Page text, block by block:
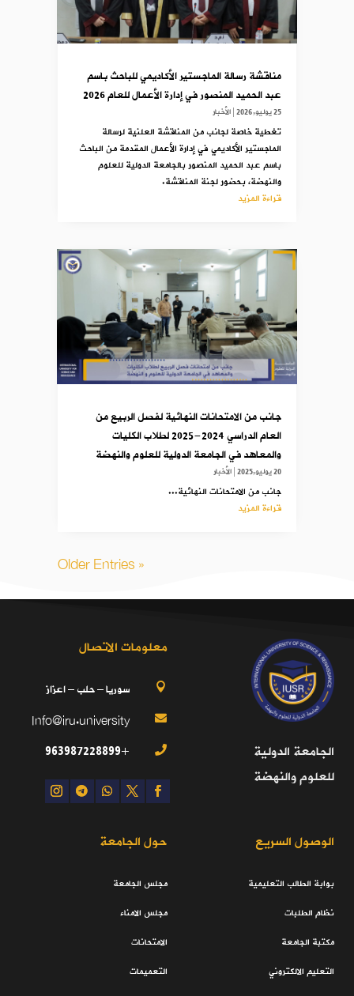
مناقشة رسالة الماجستير الأكاديمي للباحث باسم
عبد الحميد المنصور في إدارة الأعمال للعام 2026
25 يوليو,2026 |الأخبار
تغطية خاصة لجانب من المناقشة العلنية لرسالة
الماجستير الأكاديمي في إدارة الأعمال المقدمة من الباحث
باسم عبد الحميد المنصور بالجامعة الدولية للعلوم
والنهضة، بحضور لجنة المناقشة.
قراءة المزيد
جانب من الامتحانات النهائية لفصل الربيع من
العام الدراسي 2024-2025 لطلاب الكليات
والمعاهد في الجامعة الدولية للعلوم والنهضة
20 يوليو,2025 |الأخبار
جانب من الامتحانات النهائية...
قراءة المزيد
« Older Entries
الجامعة الدولية
للعلوم والنهضة
معلومات الاتصال
 سوريا – حلب – اعزاز

Info@iru.university

+963987228899
الوصول السريع
بوابة الطالب التعليمية
نظام الطلبات
مكتبة الجامعة
التعليم الالكتروني
حول الجامعة
مجلس الجامعة
مجلس الامناء
الامتحانات
التعميمات